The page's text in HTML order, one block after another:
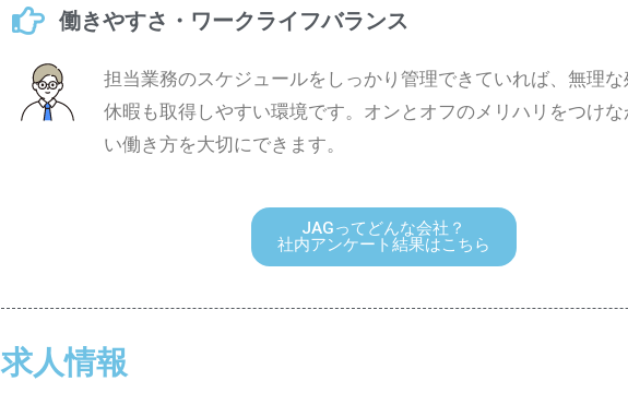
働きやすさ・ワークライフバランス
担当業務のスケジュールをしっかり管理できていれば、無理
休暇も取得しやすい環境です。オンとオフのメリハリをつけ
い働き方を大切にできます。
JAGってどんな会社？
社内アンケート結果はこちら
求人情報